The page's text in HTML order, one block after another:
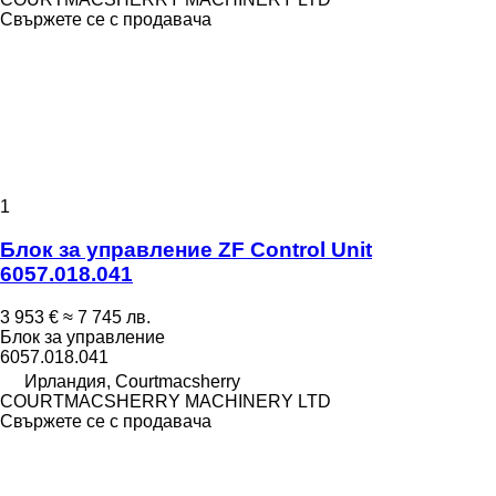
Свържете се с продавача
1
Блок за управление ZF Control Unit
6057.018.041
3 953 € ≈ 7 745 лв.
Блок за управление
6057.018.041
Ирландия, Courtmacsherry
COURTMACSHERRY MACHINERY LTD
Свържете се с продавача